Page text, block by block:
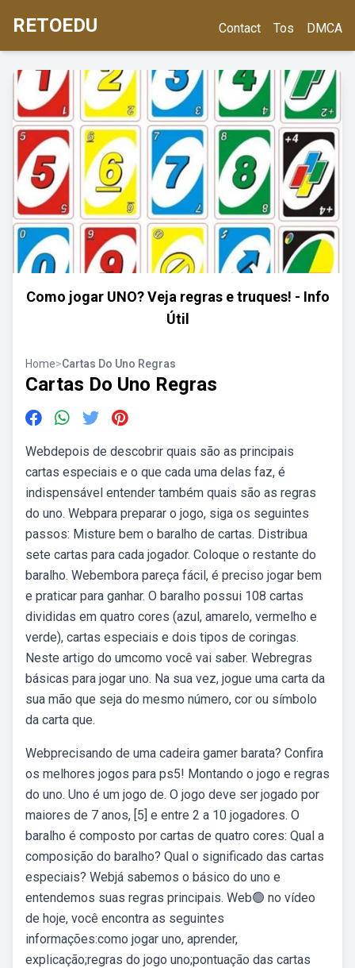
RETOEDU Contact Tos DMCA
Como jogar UNO? Veja regras e truques! - Info
Útil
Home>Cartas Do Uno Regras
Cartas Do Uno Regras
Webdepois de descobrir quais são as principais
cartas especiais e o que cada uma delas faz, é
indispensável entender também quais são as regras
do uno. Webpara preparar o jogo, siga os seguintes
passos: Misture bem o baralho de cartas. Distribua
sete cartas para cada jogador. Coloque o restante do
baralho. Webembora pareça fácil, é preciso jogar bem
e praticar para ganhar. O baralho possui 108 cartas
divididas em quatro cores (azul, amarelo, vermelho e
verde), cartas especiais e dois tipos de coringas.
Neste artigo do umcomo você vai saber. Webregras
básicas para jogar uno. Na sua vez, jogue uma carta da
sua mão que seja do mesmo número, cor ou símbolo
da carta que.
Webprecisando de uma cadeira gamer barata? Confira
os melhores jogos para ps5! Montando o jogo e regras
do uno. Uno é um jogo de. O jogo deve ser jogado por
maiores de 7 anos, [5] e entre 2 a 10 jogadores. O
baralho é composto por cartas de quatro cores: Qual a
composição do baralho? Qual o significado das cartas
especiais? Webjá sabemos o básico do uno e
entendemos suas regras principais. Web🟢 no vídeo
de hoje, você encontra as seguintes
informações:como jogar uno, aprender,
explicação;regras do jogo uno;pontuação das cartas